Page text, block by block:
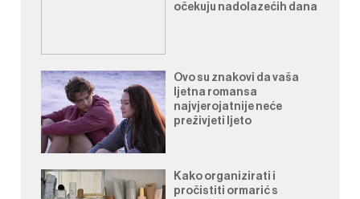
očekuju nadolazećih dana
Ovo su znakovi da vaša
ljetna romansa
najvjerojatnije neće
preživjeti ljeto
Kako organizirati i
pročistiti ormarić s